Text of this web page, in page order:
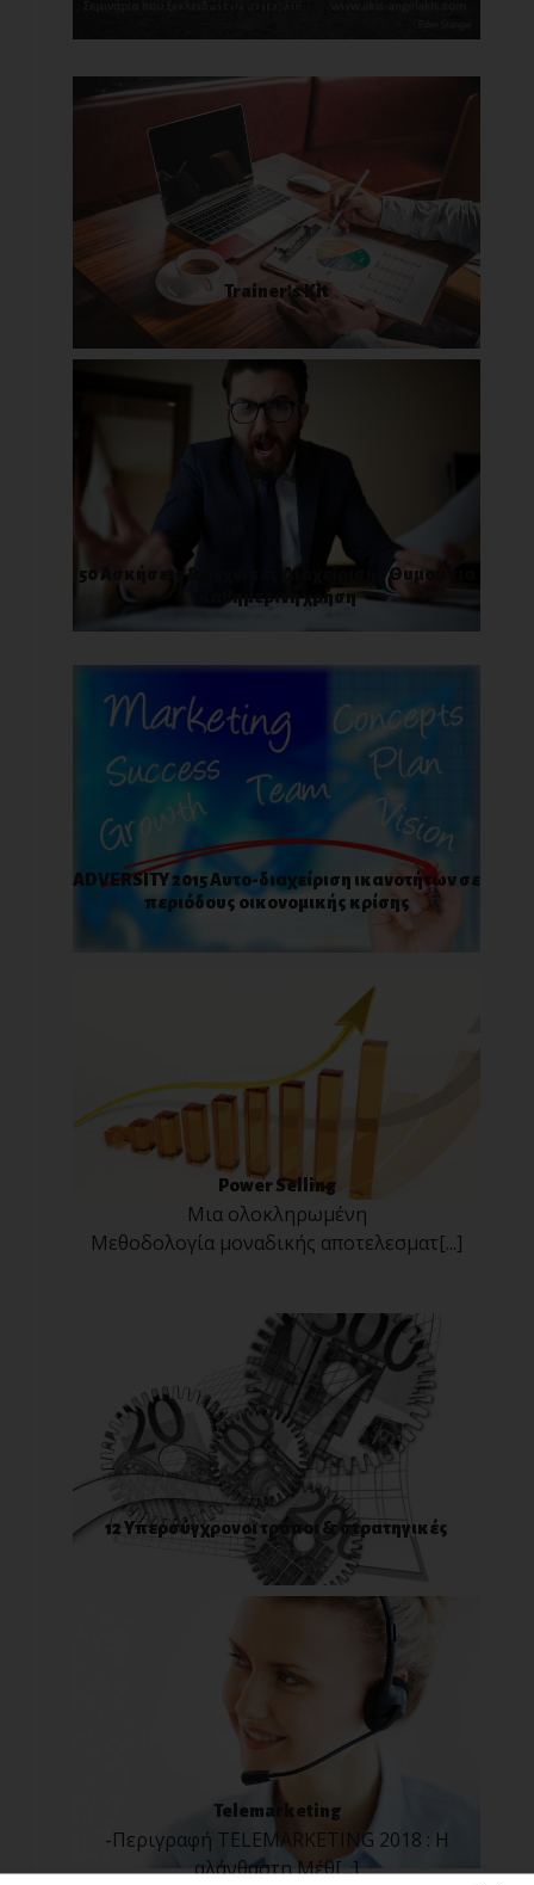
Trainer’s Kit
50 Ασκήσεις & Τεχνικές Διαχείρισης Θυμού για
καθημερινή χρήση
ADVERSITY 2015 Αυτo-διαχείριση ικανοτήτων σε
περιόδους οικονομικής κρίσης
Power Selling
Μια ολοκληρωμένη
Μεθοδολογία μοναδικής αποτελεσματ[...]
12 Υπερσύγχρονοι τρόποι & στρατηγικές
Telemarketing
-Περιγραφή TELEMARKETING 2018 : Η
αλάνθαστη Μέθ[...]